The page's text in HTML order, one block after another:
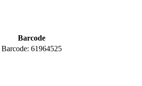
Barcode
Barcode: 61964525